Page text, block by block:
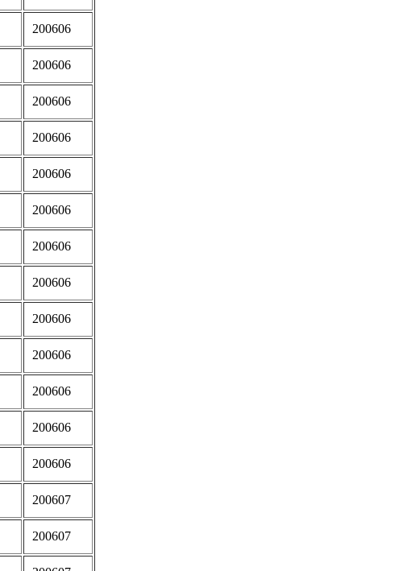
200606
200606
200606
200606
200606
200606
200606
200606
200606
200606
200606
200606
200606
200607
200607